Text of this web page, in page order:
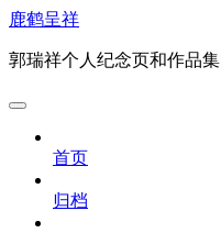
鹿鹤呈祥
郭瑞祥个人纪念页和作品集
首页
归档